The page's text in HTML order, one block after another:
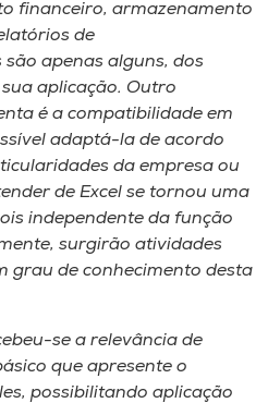
financeiro, armazenamento
de
apenas alguns, dos
aplicação. Outro
é a compatibilidade em
adaptá-la de acordo
da empresa ou
de Excel se tornou uma
independente da função
surgirão atividades
grau de conhecimento desta
se a relevância de
que apresente o
possibilitando aplicação